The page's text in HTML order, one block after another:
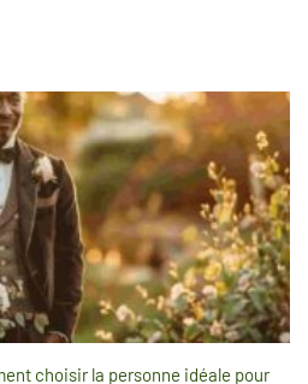
choisir la personne idéale pour